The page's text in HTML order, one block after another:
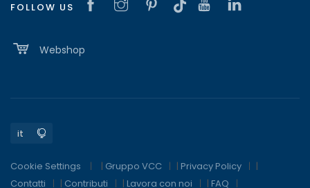
FOLLOW US
Webshop
Cookie Settings | Gruppo VCC | Privacy Policy
|
Contatti
| Contributi | Lavora con noi | FAQ